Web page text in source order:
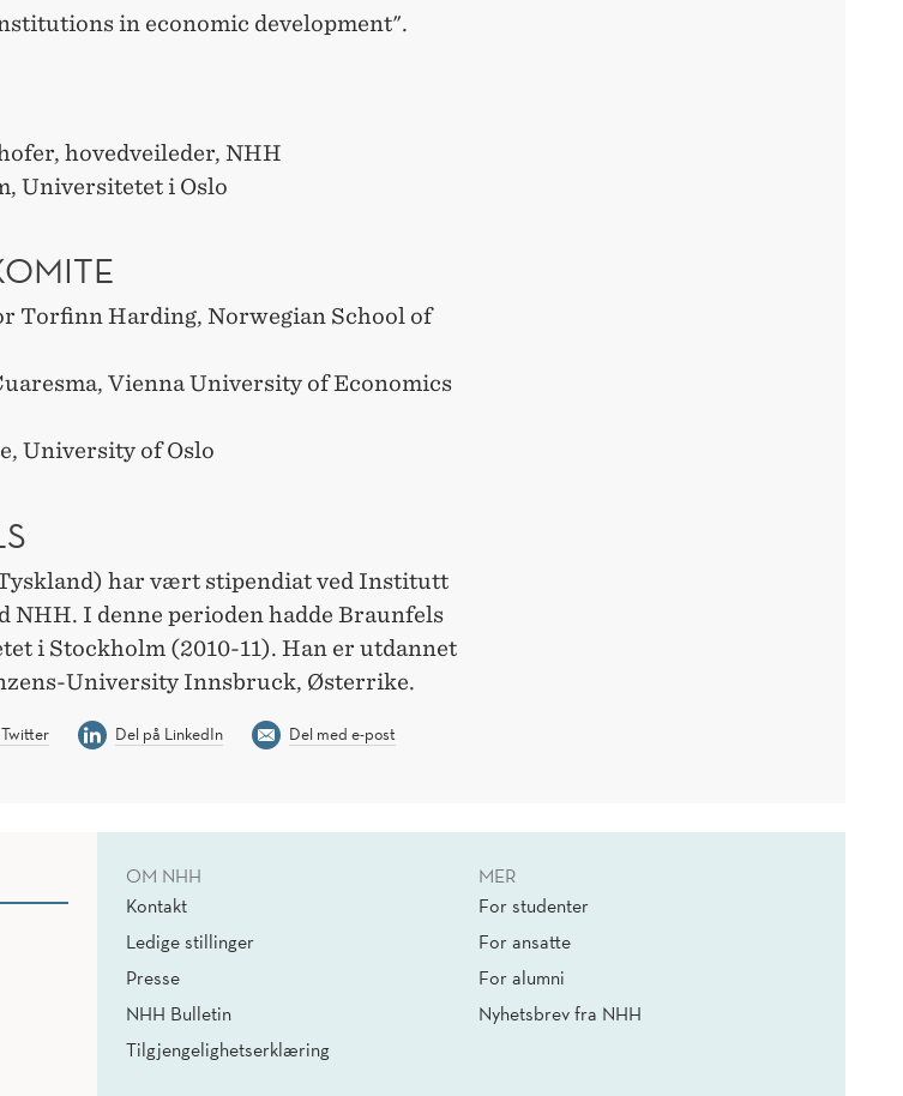
in economic development".
hovedveileder, NHH
Universitetet i Oslo
Torfinn Harding, Norwegian School of
Vienna University of Economics
University of Oslo
har vært stipendiat ved Institutt
NHH. I denne perioden hadde Braunfels
i Stockholm (2010-11). Han er utdannet
University Innsbruck, Østerrike.
Del på LinkedIn Del med e-post
OM NHH
Kontakt
Ledige stillinger
Presse
NHH Bulletin
Tilgjengelighetserklæring
MER
For studenter
For ansatte
For alumni
Nyhetsbrev fra NHH